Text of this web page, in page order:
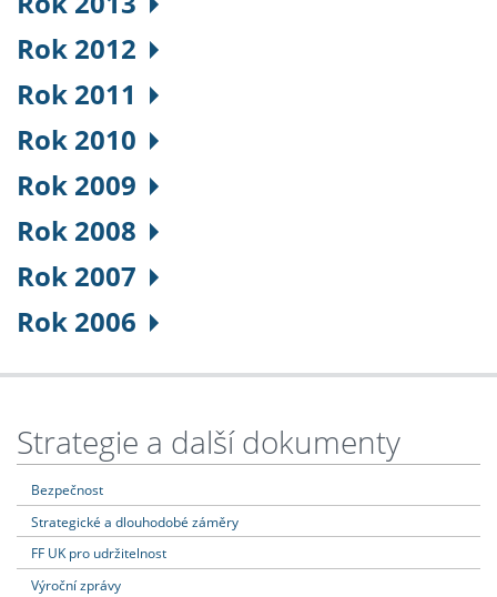
Rok 2012
Rok 2011
Rok 2010
Rok 2009
Rok 2008
Rok 2007
Rok 2006
Strategie a další dokumenty
Bezpečnost
Strategické a dlouhodobé záměry
FF UK pro udržitelnost
Výroční zprávy